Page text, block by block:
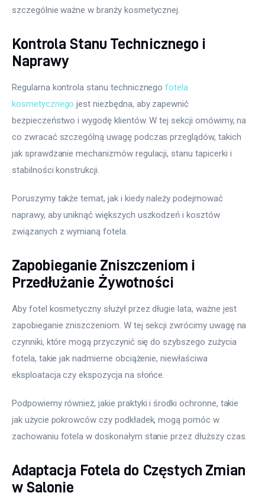
szczególnie ważne w branży kosmetycznej.
Kontrola Stanu Technicznego i
Naprawy
Regularna kontrola stanu technicznego fotela
kosmetycznego jest niezbędna, aby zapewnić
bezpieczeństwo i wygodę klientów. W tej sekcji omówimy, na
co zwracać szczególną uwagę podczas przeglądów, takich
jak sprawdzanie mechanizmów regulacji, stanu tapicerki i
stabilności konstrukcji.
Poruszymy także temat, jak i kiedy należy podejmować
naprawy, aby uniknąć większych uszkodzeń i kosztów
związanych z wymianą fotela.
Zapobieganie Zniszczeniom i
Przedłużanie Żywotności
Aby fotel kosmetyczny służył przez długie lata, ważne jest
zapobieganie zniszczeniom. W tej sekcji zwrócimy uwagę na
czynniki, które mogą przyczynić się do szybszego zużycia
fotela, takie jak nadmierne obciążenie, niewłaściwa
eksploatacja czy ekspozycja na słońce.
Podpowiemy również, jakie praktyki i środki ochronne, takie
jak użycie pokrowców czy podkładek, mogą pomóc w
zachowaniu fotela w doskonałym stanie przez dłuższy czas.
Adaptacja Fotela do Częstych Zmian
w Salonie